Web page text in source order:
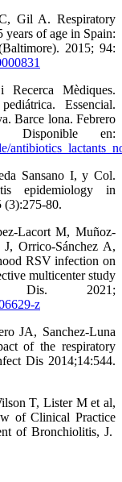
Gil A. Respiratory
of age in Spain:
2015; 94:
Mèdiques.
Essencial.
Barce lona. Febrero
Disponible en:
Sansano I, y Col.
epidemiology in
(3):275-80.
Lacort M, Muñoz-
Orrico-Sánchez A,
RSV infection on
multicenter study
2021;
z
JA, Sanchez-Luna
of the respiratory
Dis 2014;14:544.
T, Lister M et al,
of Clinical Practice
of Bronchiolitis, J.